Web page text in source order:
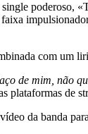
single poderoso,
com um
de mim, não
plataformas de
da banda